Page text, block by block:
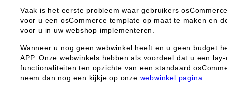
Vaak is het eerste probleem waar gebruikers
voor u een osCommerce template op maat te maken en
voor u in uw webshop implementeren.
Wanneer u nog geen webwinkel heeft en u geen budget
APP. Onze webwinkels hebben als voordeel dat u een
functionaliteiten ten opzichte van een standaard
neem dan nog een kijkje op onze webwinkel pagina